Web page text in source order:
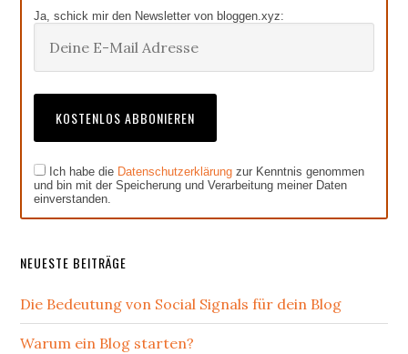
Ja, schick mir den Newsletter von bloggen.xyz:
Ich habe die Datenschutzerklärung zur Kenntnis genommen
und bin mit der Speicherung und Verarbeitung meiner Daten
einverstanden.
NEUESTE BEITRÄGE
Die Bedeutung von Social Signals für dein Blog
Warum ein Blog starten?